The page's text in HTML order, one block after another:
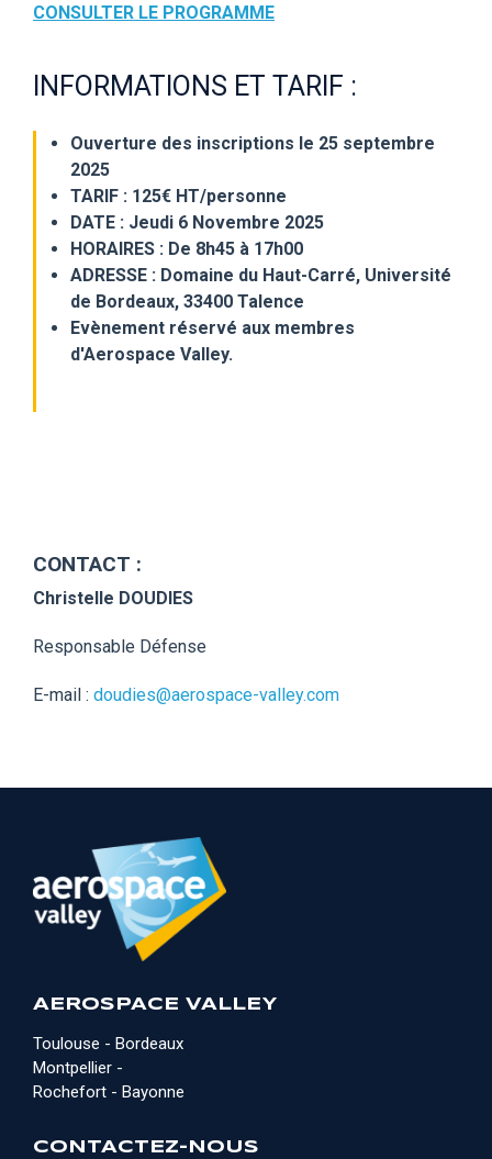
CONSULTER LE PROGRAMME
INFORMATIONS ET TARIF :
Ouverture des inscriptions le 25 septembre
2025
TARIF : 125€ HT/personne
DATE : Jeudi 6 Novembre 2025
HORAIRES : De 8h45 à 17h00
ADRESSE : Domaine du Haut-Carré, Université
de Bordeaux, 33400 Talence
Evènement réservé aux membres
d'Aerospace Valley.
CONTACT :
Christelle DOUDIES
Responsable Défense
E-mail : doudies@aerospace-valley.com
AEROSPACE VALLEY
Toulouse - Bordeaux
Montpellier -
Rochefort - Bayonne
CONTACTEZ-NOUS